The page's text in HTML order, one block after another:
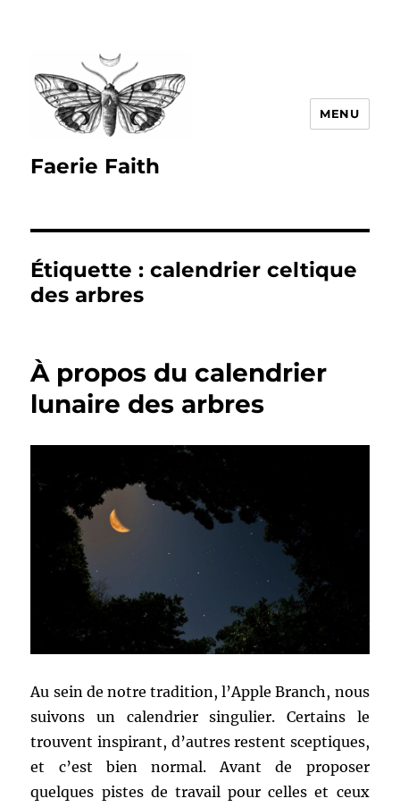
Faerie Faith
MENU
Étiquette :calendrier celtique
des arbres
À propos du calendrier
lunaire des arbres
Au sein de notre tradition, l’Apple Branch, nous
suivons un calendrier singulier. Certains le
trouvent inspirant, d’autres restent sceptiques,
et c’est bien normal. Avant de proposer
quelques pistes de travail pour celles et ceux